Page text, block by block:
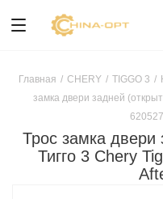
Главная / CHERY / TIGGO 3 /
замка двери задней
Трос замка двери
Тигго 3 Chery